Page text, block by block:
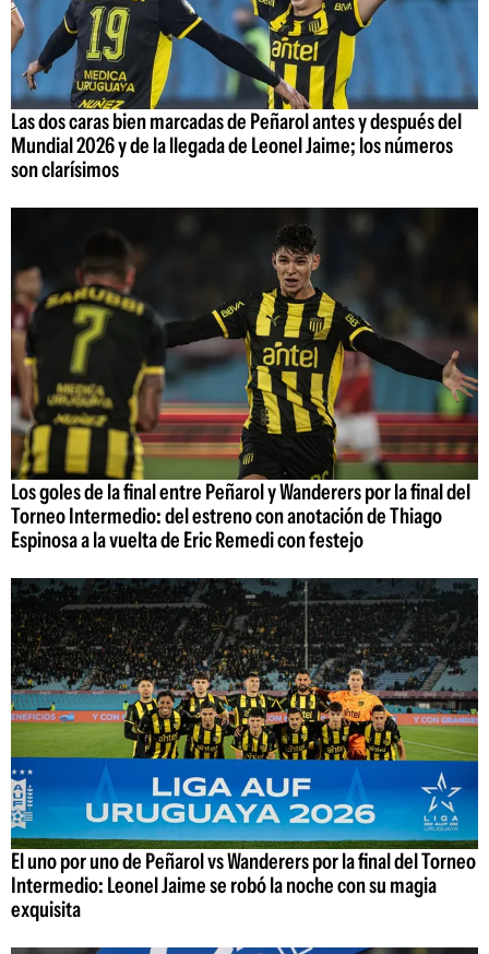
Las dos caras bien marcadas de Peñarol antes y después del
Mundial 2026 y de la llegada de Leonel Jaime; los números
son clarísimos
Los goles de la final entre Peñarol y Wanderers por la final del
Torneo Intermedio: del estreno con anotación de Thiago
Espinosa a la vuelta de Eric Remedi con festejo
El uno por uno de Peñarol vs Wanderers por la final del Torneo
Intermedio: Leonel Jaime se robó la noche con su magia
exquisita